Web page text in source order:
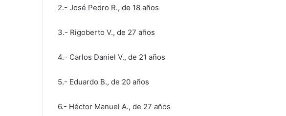
2.- José Pedro R., de 18 años
3.- Rigoberto V., de 27 años
4.- Carlos Daniel V., de 21 años
5.- Eduardo B., de 20 años
6.- Héctor Manuel A., de 27 años